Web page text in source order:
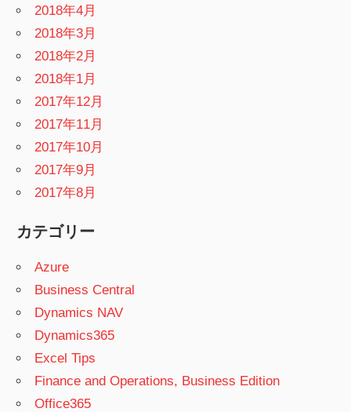
2018年4月
2018年3月
2018年2月
2018年1月
2017年12月
2017年11月
2017年10月
2017年9月
2017年8月
カテゴリー
Azure
Business Central
Dynamics NAV
Dynamics365
Excel Tips
Finance and Operations, Business Edition
Office365